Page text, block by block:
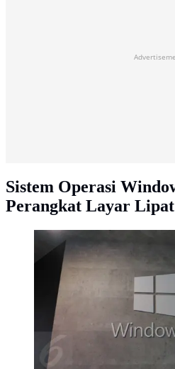
Sistem Operasi
Perangkat Layar Lipat